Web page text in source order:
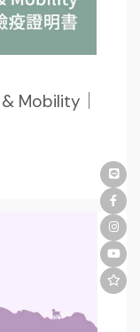
Mobility｜